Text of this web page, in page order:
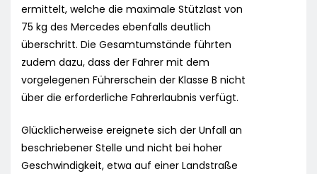
ermittelt, welche die maximale Stützlast von
75 kg des Mercedes ebenfalls deutlich
überschritt. Die Gesamtumstände führten
zudem dazu, dass der Fahrer mit dem
vorgelegenen Führerschein der Klasse B nicht
über die erforderliche Fahrerlaubnis verfügt.
Glücklicherweise ereignete sich der Unfall an
beschriebener Stelle und nicht bei hoher
Geschwindigkeit, etwa auf einer Landstraße